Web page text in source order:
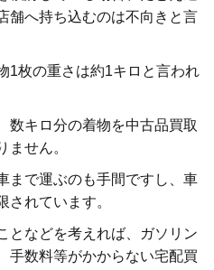
舗へ持ち込むのは不向きと言
1枚の重さは約1キロと言われ
数キロ分の着物を中古品買取
ません。
まで運ぶのも手間ですし、車
されています。
となどを考えれば、ガソリン
手数料等がかからない宅配買